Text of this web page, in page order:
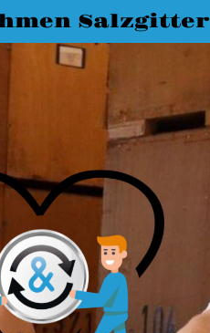
Salzgitter